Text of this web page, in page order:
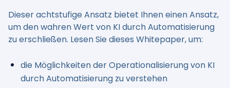
Dieser achtstufige Ansatz bietet Ihnen einen Ansatz,
um den wahren Wert von KI durch Automatisierung
zu erschließen. Lesen Sie dieses Whitepaper, um:
die Möglichkeiten der Operationalisierung von KI
durch Automatisierung zu verstehen